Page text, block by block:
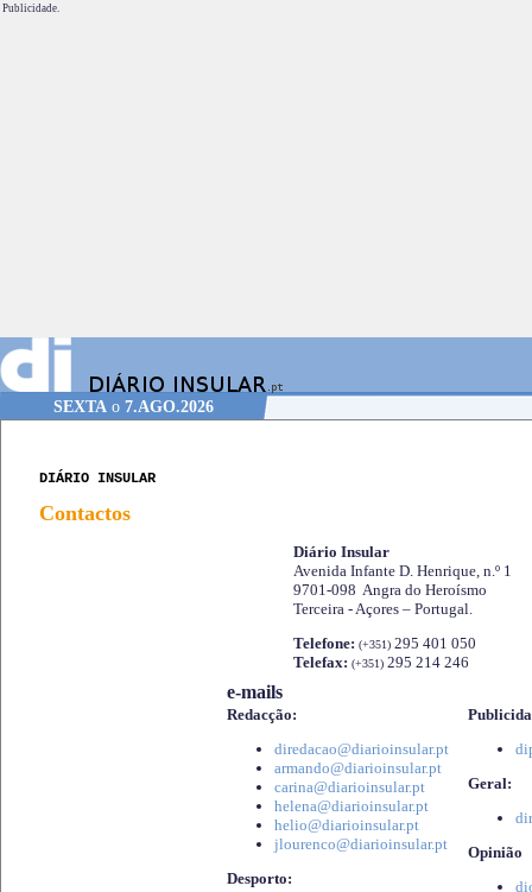
Publicidade.
SEXTA o 7.AGO.2026
DIÁRIO INSULAR
Contactos
Diário Insular
Avenida Infante D. Henrique, n.º 1
9701-098 Angra do Heroísmo
Terceira - Açores – Portugal.
Telefone: (+351) 295 401 050
Telefax: (+351) 295 214 246
e-mails
Redacção:
diredacao@diarioinsular.pt
armando@diarioinsular.pt
carina@diarioinsular.pt
helena@diarioinsular.pt
helio@diarioinsular.pt
jlourenco@diarioinsular.pt
Desporto:
Geral:
Opinião